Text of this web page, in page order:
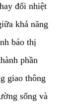
đổi nhiệt
khả năng
báo thị
phần
giao thông
sống và